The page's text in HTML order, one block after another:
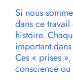
Si nous
dans ce
histoire.
important
Ces « prises
conscience